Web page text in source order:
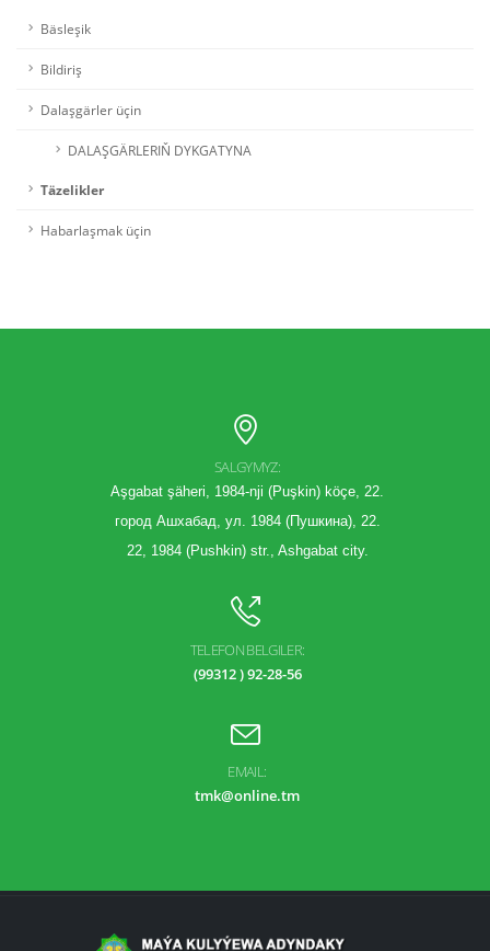
Bäsleşik
Bildiriş
Dalaşgärler üçin
DALAŞGÄRLERIŇ DYKGATYNA
Täzelikler
Habarlaşmak üçin
SALGYMYZ:
Aşgabat şäheri, 1984-nji (Puşkin) köçe, 22.
город Ашхабад, ул. 1984 (Пушкина), 22.
22, 1984 (Pushkin) str., Ashgabat city.
TELEFON BELGILER:
(99312 ) 92-28-56
EMAIL:
tmk@online.tm